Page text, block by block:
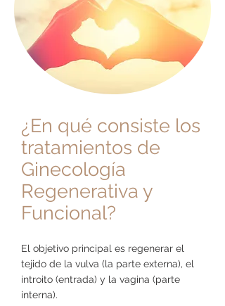
¿En qué consiste los
tratamientos de
Ginecología
Regenerativa y
Funcional?
El objetivo principal es regenerar el
tejido de la vulva (la parte externa), el
introito (entrada) y la vagina (parte
interna).